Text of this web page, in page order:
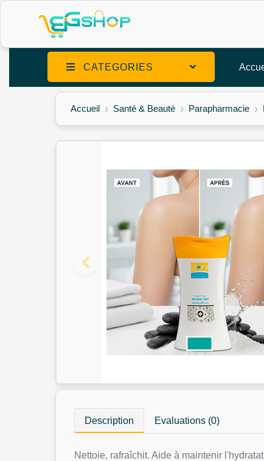
CATEGORIES
Accueil Santé & Beauté Parapharmacie
Description Evaluations (0)
Nettoie, rafraîchit. Aide à maintenir